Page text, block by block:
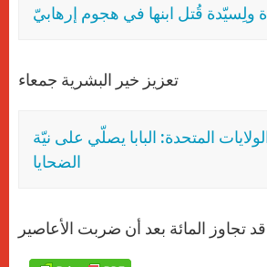
ولِسيّدة قُتل ابنها في هجوم إرهابيّ
تعزيز خير البشرية جمعاء
المتحدة: البابا يصلّي على نيّة
الضحايا
تجاوز المائة بعد أن ضربت الأعاصير